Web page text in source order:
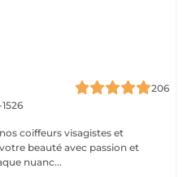
206
coiffeurs visagistes et
beauté avec passion et
nuanc...